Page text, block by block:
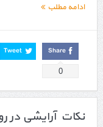
ادامه مطلب
Share
0
Tweet
نکات آرایشی در